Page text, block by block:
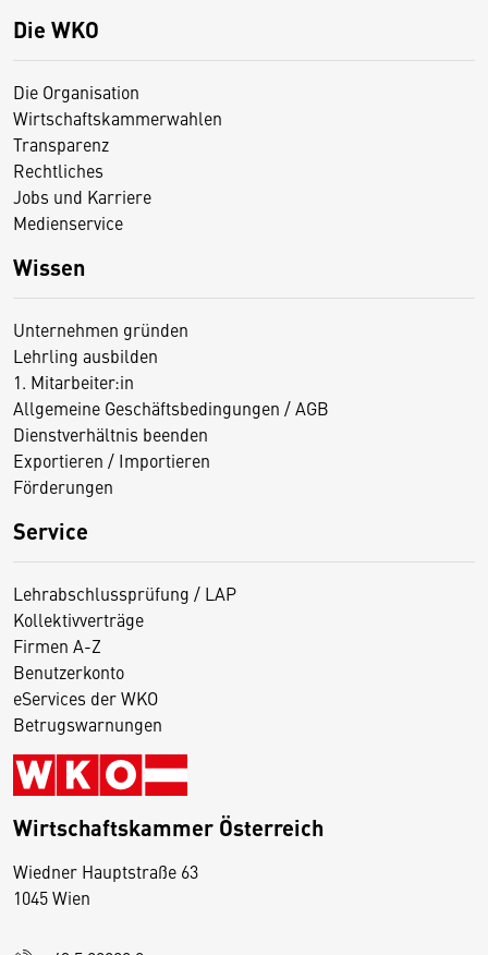
Die WKO
Die Organisation
Wirtschaftskammerwahlen
Transparenz
Rechtliches
Jobs und Karriere
Medienservice
Wissen
Unternehmen gründen
Lehrling ausbilden
1. Mitarbeiter:in
Allgemeine Geschäftsbedingungen / AGB
Dienstverhältnis beenden
Exportieren / Importieren
Förderungen
Service
Lehrabschlussprüfung / LAP
Kollektivverträge
Firmen A-Z
Benutzerkonto
eServices der WKO
Betrugswarnungen
Wirtschaftskammer Österreich
Wiedner Hauptstraße 63
1045 Wien
D